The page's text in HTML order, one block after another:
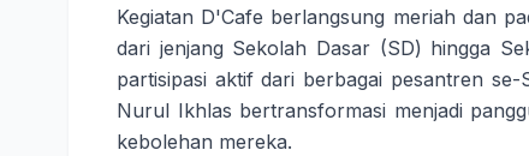
Kegiatan D'Cafe berlangsung meriah dan
dari jenjang Sekolah Dasar (SD) hingga
partisipasi aktif dari berbagai pesantren
Nurul Ikhlas bertransformasi menjadi
kebolehan mereka.